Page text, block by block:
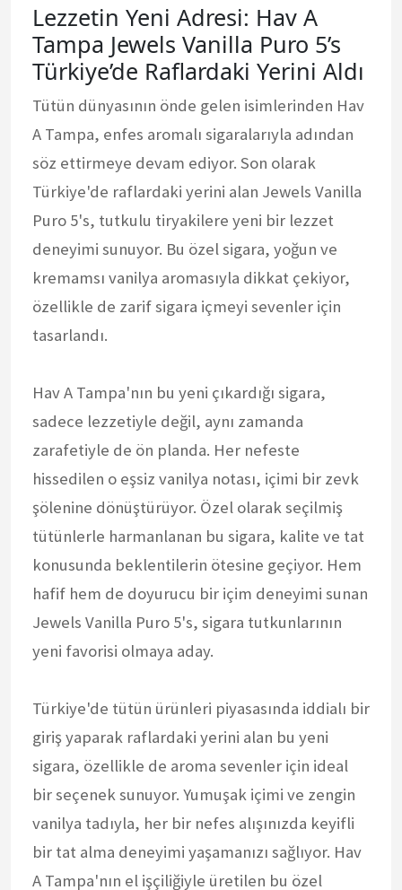
Lezzetin Yeni Adresi: Hav A
Tampa Jewels Vanilla Puro 5’s
Türkiye’de Raflardaki Yerini Aldı
Tütün dünyasının önde gelen isimlerinden Hav
A Tampa, enfes aromalı sigaralarıyla adından
söz ettirmeye devam ediyor. Son olarak
Türkiye'de raflardaki yerini alan Jewels Vanilla
Puro 5's, tutkulu tiryakilere yeni bir lezzet
deneyimi sunuyor. Bu özel sigara, yoğun ve
kremamsı vanilya aromasıyla dikkat çekiyor,
özellikle de zarif sigara içmeyi sevenler için
tasarlandı.
Hav A Tampa'nın bu yeni çıkardığı sigara,
sadece lezzetiyle değil, aynı zamanda
zarafetiyle de ön planda. Her nefeste
hissedilen o eşsiz vanilya notası, içimi bir zevk
şölenine dönüştürüyor. Özel olarak seçilmiş
tütünlerle harmanlanan bu sigara, kalite ve tat
konusunda beklentilerin ötesine geçiyor. Hem
hafif hem de doyurucu bir içim deneyimi sunan
Jewels Vanilla Puro 5's, sigara tutkunlarının
yeni favorisi olmaya aday.
Türkiye'de tütün ürünleri piyasasında iddialı bir
giriş yaparak raflardaki yerini alan bu yeni
sigara, özellikle de aroma sevenler için ideal
bir seçenek sunuyor. Yumuşak içimi ve zengin
vanilya tadıyla, her bir nefes alışınızda keyifli
bir tat alma deneyimi yaşamanızı sağlıyor. Hav
A Tampa'nın el işçiliğiyle üretilen bu özel